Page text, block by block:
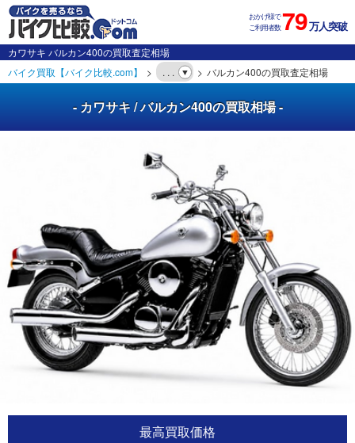
おかげ様で
ご利用者数79万人突破
カワサキ バルカン400の買取査定相場
バイク買取【バイク比較.com】
. . . バルカン400の買取査定相場
- カワサキ / バルカン400の買取相場 -
最高買取価格